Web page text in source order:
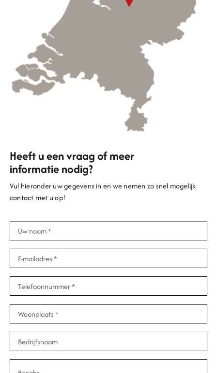
Heeft u een vraag of meer
informatie nodig?
Vul hieronder uw gegevens in en we nemen zo snel mogelijk
contact met u op!